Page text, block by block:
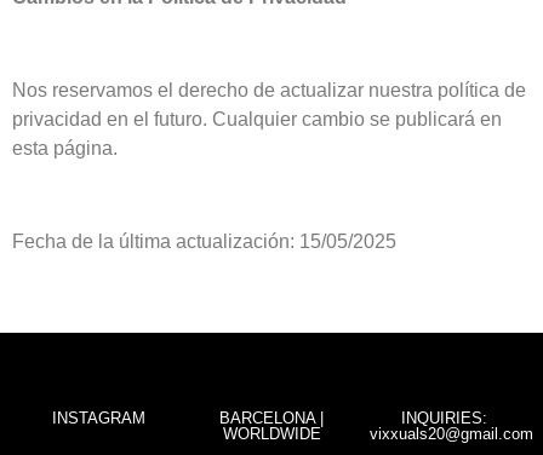
Nos reservamos el derecho de actualizar nuestra política de
privacidad en el futuro. Cualquier cambio se publicará en
esta página.
Fecha de la última actualización: 15/05/2025
INSTAGRAM
BARCELONA |
WORLDWIDE
INQUIRIES:
vixxuals20@gmail.com